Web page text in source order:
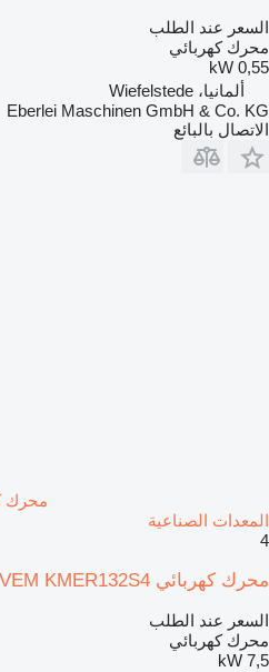
السعر عند الطلب
محرك كهربائي
0,55 kW
ألمانيا، Wiefelstede
Eberlei Maschinen GmbH & Co. KG
الاتصال بالبائع
المعدات الصناعية
4
محرك كهربائي VEM KMER132S4 لـ المعدات الصناعية
السعر عند الطلب
محرك كهربائي
7,5 kW